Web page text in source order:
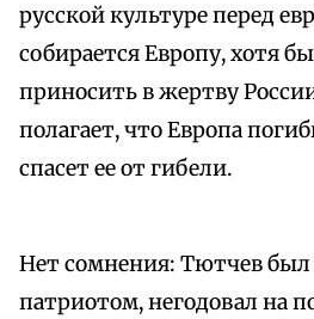
русской культуре перед
собирается Европу, хотя
приносить в жертву
полагает, что Европа
спасет ее от гибели.
Нет сомнения: Тютчев
патриотом, негодовал на